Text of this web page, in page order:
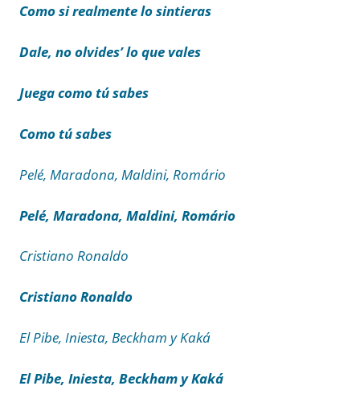
Como si realmente lo sintieras
Dale, no olvides’ lo que vales
Juega como tú sabes
Como tú sabes
Pelé, Maradona, Maldini, Romário
Pelé, Maradona, Maldini, Romário
Cristiano Ronaldo
Cristiano Ronaldo
El Pibe, Iniesta, Beckham y Kaká
El Pibe, Iniesta, Beckham y Kaká